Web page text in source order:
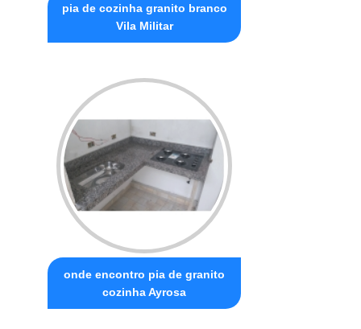
pia de cozinha granito branco
Vila Militar
onde encontro pia de granito
cozinha Ayrosa